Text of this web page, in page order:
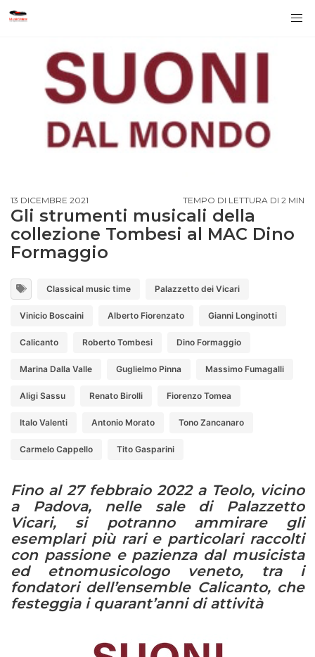
13 DICEMBRE 2021 TEMPO DI LETTURA DI 2 MIN
Gli strumenti musicali della
collezione Tombesi al MAC Dino
Formaggio
Classical music time Palazzetto dei Vicari
Vinicio Boscaini Alberto Fiorenzato Gianni Longinotti
Calicanto Roberto Tombesi Dino Formaggio
Marina Dalla Valle Guglielmo Pinna Massimo Fumagalli
Aligi Sassu Renato Birolli Fiorenzo Tomea
Italo Valenti Antonio Morato Tono Zancanaro
Carmelo Cappello Tito Gasparini
Fino al 27 febbraio 2022 a Teolo, vicino
a Padova, nelle sale di Palazzetto
Vicari, si potranno ammirare gli
esemplari più rari e particolari raccolti
con passione e pazienza dal musicista
ed etnomusicologo veneto, tra i
fondatori dell’ensemble Calicanto, che
festeggia i quarant’anni di attività